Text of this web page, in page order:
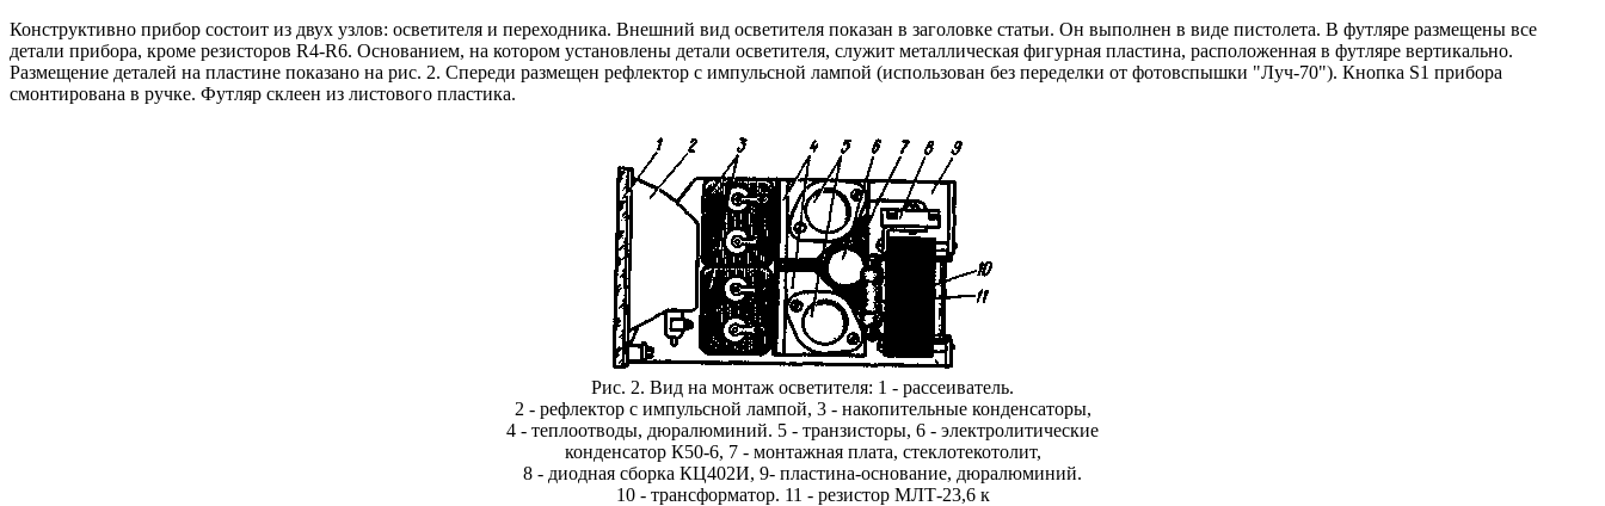
Конструктивно прибор состоит из двух узлов: осветителя и переходника. Внешний вид осветителя показан в заголовке статьи. Он выполнен в виде пистолета. В футляре размещены все
детали прибора, кроме резисторов R4-R6. Основанием, на котором установлены детали осветителя, служит металлическая фигурная пластина, расположенная в футляре вертикально.
Размещение деталей на пластине показано на рис. 2. Спереди размещен рефлектор с импульсной лампой (использован без переделки от фотовспышки "Луч-70"). Кнопка S1 прибора
смонтирована в ручке. Футляр склеен из листового пластика.
Рис. 2. Вид на монтаж осветителя: 1 - рассеиватель.
2 - рефлектор с импульсной лампой, 3 - накопительные конденсаторы,
4 - теплоотводы, дюралюминий. 5 - транзисторы, 6 - электролитические
конденсатор К50-6, 7 - монтажная плата, стеклотекотолит,
8 - диодная сборка КЦ402И, 9- пластина-основание, дюралюминий.
10 - трансформатор. 11 - резистор МЛТ-23,6 к